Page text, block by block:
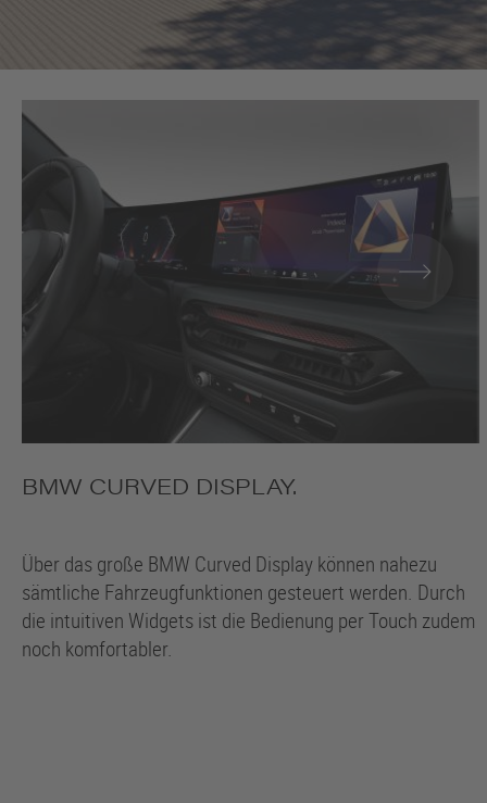
BMW CURVED DISPLAY.
Über das große BMW Curved Display können nahezu
sämtliche Fahrzeugfunktionen gesteuert werden. Durch
die intuitiven Widgets ist die Bedienung per Touch zudem
noch komfortabler.